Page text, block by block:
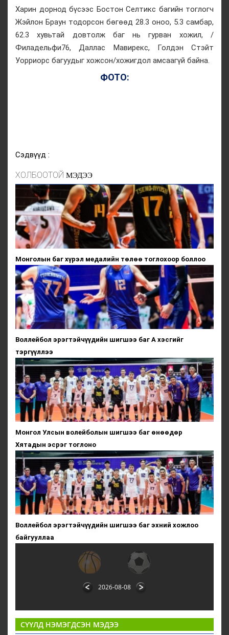
Харин дорнод бүсээс Бостон Селтикс багийн тоглогч
Жэйлон Браун тодорсон бөгөөд 28.3 оноо, 5.3 самбар,
62.3 хувьтай довтолж баг нь гурван хожил, /
Филадельфи76, Даллас Мавирекс, Голдэн Стэйт
Уорриорс багуудыг хожсон/хожигдол амсаагүй байна.
ФОТО:
Сэдвүүд :
ХОЛБООТОЙ МЭДЭЭ
Монголын баг хүрэл медалийн төлөө тоглохоор боллоо
Воллейбол эрэгтэйчүүдийн шигшээ баг А хэсгийг
тэргүүллээ
Монгол Улсын волейболын шигшээ баг өнөөдөр
Хятадын эсрэг тоглоно
Воллейбол эрэгтэйчүүдийн шигшээ баг эхний хожлоо
байгууллаа
2026-08-08
СҮҮЛД НЭМЭГДСЭН МЭДЭЭ